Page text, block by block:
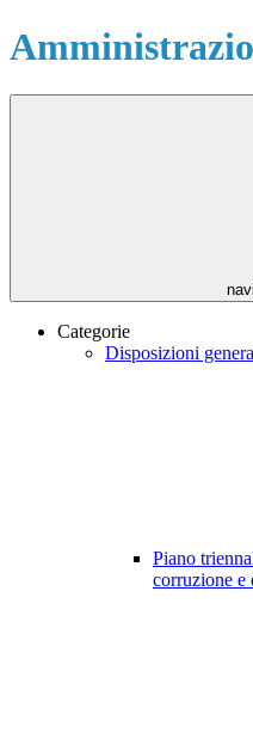
Categorie
Disposizioni
Piano
corruzione e